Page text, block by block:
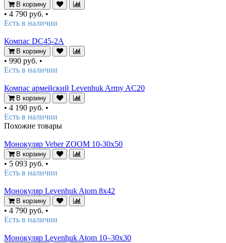
В корзину
• 4 790 руб. •
Есть в наличии
Компас DC45-2A
В корзину
• 990 руб. •
Есть в наличии
Компас армейский Levenhuk Army AC20
В корзину
• 4 190 руб. •
Есть в наличии
Похожие товары
Монокуляр Veber ZOOM 10-30x50
В корзину
• 5 093 руб. •
Есть в наличии
Монокуляр Levenhuk Atom 8x42
В корзину
• 4 790 руб. •
Есть в наличии
Монокуляр Levenhuk Atom 10–30х30